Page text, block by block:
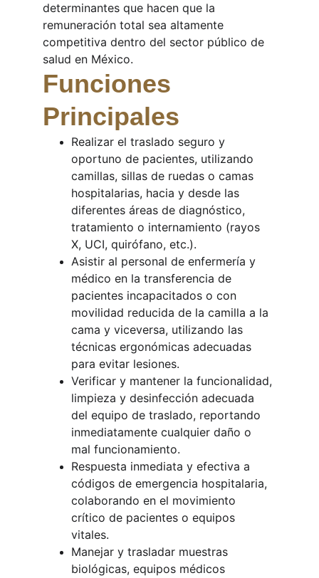
determinantes que hacen que la
remuneración total sea altamente
competitiva dentro del sector público de
salud en México.
Funciones
Principales
Realizar el traslado seguro y
oportuno de pacientes, utilizando
camillas, sillas de ruedas o camas
hospitalarias, hacia y desde las
diferentes áreas de diagnóstico,
tratamiento o internamiento (rayos
X, UCI, quirófano, etc.).
Asistir al personal de enfermería y
médico en la transferencia de
pacientes incapacitados o con
movilidad reducida de la camilla a la
cama y viceversa, utilizando las
técnicas ergonómicas adecuadas
para evitar lesiones.
Verificar y mantener la funcionalidad,
limpieza y desinfección adecuada
del equipo de traslado, reportando
inmediatamente cualquier daño o
mal funcionamiento.
Respuesta inmediata y efectiva a
códigos de emergencia hospitalaria,
colaborando en el movimiento
crítico de pacientes o equipos
vitales.
Manejar y trasladar muestras
biológicas, equipos médicos